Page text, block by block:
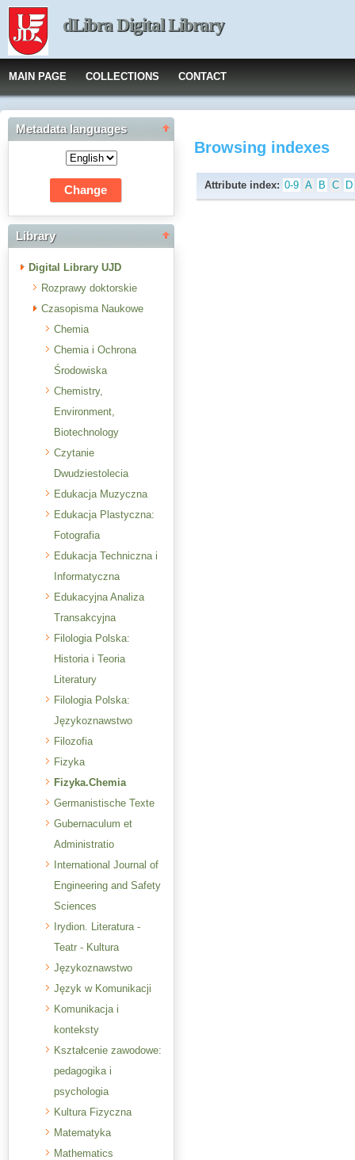
dLibra Digital Library
MAIN PAGE COLLECTIONS CONTACT
Metadata languages
Library
Digital Library UJD
Rozprawy doktorskie
Czasopisma Naukowe
Chemia
Chemia i Ochrona
Środowiska
Chemistry,
Environment,
Biotechnology
Czytanie
Dwudziestolecia
Edukacja Muzyczna
Edukacja Plastyczna:
Fotografia
Edukacja Techniczna i
Informatyczna
Edukacyjna Analiza
Transakcyjna
Filologia Polska:
Historia i Teoria
Literatury
Filologia Polska:
Językoznawstwo
Filozofia
Fizyka
Fizyka.Chemia
Germanistische Texte
Gubernaculum et
Administratio
International Journal of
Engineering and Safety
Sciences
Irydion. Literatura -
Teatr - Kultura
Językoznawstwo
Język w Komunikacji
Komunikacja i
konteksty
Kształcenie zawodowe:
pedagogika i
psychologia
Kultura Fizyczna
Matematyka
Mathematics
Browsing indexes
Attribute index: 0-9 A B C D